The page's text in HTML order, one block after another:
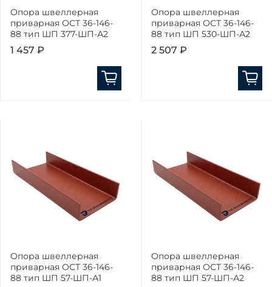
Опора швеллерная
приварная ОСТ 36-146-
88 тип ШП 377-ШП-А2
1 457 ₽
Опора швеллерная
приварная ОСТ 36-146-
88 тип ШП 530-ШП-А2
2 507 ₽
Опора швеллерная
приварная ОСТ 36-146-
88 тип ШП 57-ШП-А1
Опора швеллерная
приварная ОСТ 36-146-
88 тип ШП 57-ШП-А2